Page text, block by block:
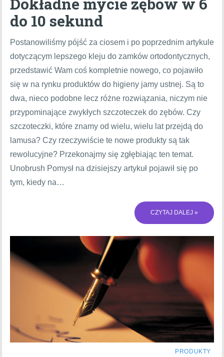
do 10 sekund
Postanowiliśmy pójść za ciosem i po poprzednim artykule
dotyczącym lepszego kleju do zamków ortodontycznych,
przedstawić Wam coś kompletnie nowego, co pojawiło
się w na rynku produktów do higieny jamy ustnej. Są to
dwa, nieco podobne lecz różne rozwiązania, niczym nie
przypominające zwykłych szczoteczek do zębów. Czy
szczoteczki, które znamy od wielu, wielu lat przejdą do
lamusa? Czy rzeczywiście te nowe produkty są tak
rewolucyjne? Przekonajmy się zgłębiając ten temat.
Unobrush Pomysł na dzisiejszy artykuł pojawił się po
tym, kiedy na…
CZYTAJ DALEJ »
PRODUKTY